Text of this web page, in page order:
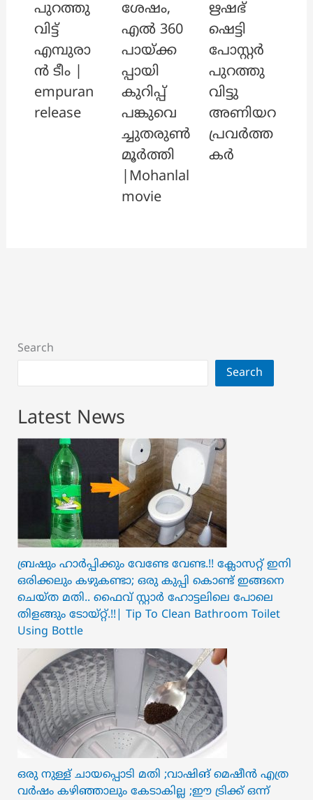
പുറത്തു
വിട്ട്
എമ്പുരാ
ൻ ടീം |
empuran
release
ശേഷം,
എൽ 360
പായ്ക്ക
പ്പായി
കുറിപ്പ്
പങ്കുവെ
ച്ചുതരുൺ
മൂർത്തി
|Mohanlal
movie
ഋഷഭ്
ഷെട്ടി
പോസ്റ്റർ
പുറത്തു
വിട്ടു
അണിയറ
പ്രവർത്ത
കർ
Search
Search
Latest News
ബ്രഷും ഹാർപ്പിക്കും വേണ്ടേ വേണ്ട.!! ക്ലോസറ്റ് ഇനി
ഒരിക്കലും കഴുകണ്ടാ; ഒരു കുപ്പി കൊണ്ട് ഇങ്ങനെ
ചെയ്ത മതി.. ഫൈവ് സ്റ്റാർ ഹോട്ടലിലെ പോലെ
തിളങ്ങും ടോയ്റ്റ്.!!| Tip To Clean Bathroom Toilet
Using Bottle
ഒരു നുള്ള് ചായപ്പൊടി മതി ;വാഷിങ് മെഷീൻ എത്ര
വർഷം കഴിഞ്ഞാലും കേടാകില്ല ;ഈ ട്രിക്ക് ഒന്ന്